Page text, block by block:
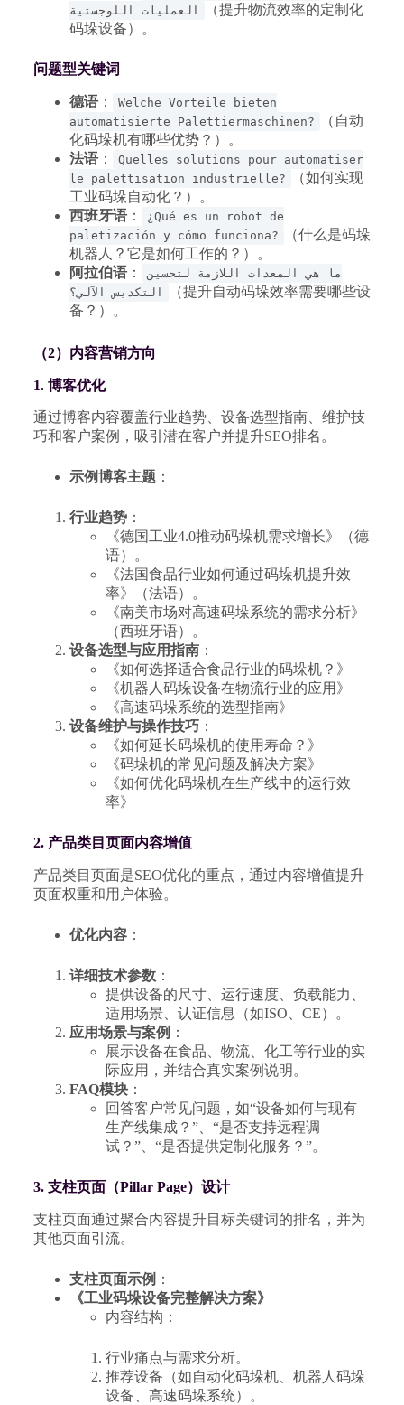
العمليات اللوجستية
（提升物流效率的定制化
码垛设备）。
问题型关键词
德语：
Welche Vorteile bieten
automatisierte Palettiermaschinen?
（自动
化码垛机有哪些优势？）。
法语：
Quelles solutions pour automatiser
le palettisation industrielle?
（如何实现
工业码垛自动化？）。
西班牙语：
¿Qué es un robot de
paletización y cómo funciona?
（什么是码垛
机器人？它是如何工作的？）。
阿拉伯语：
ما هي المعدات اللازمة لتحسين
التكديس الآلي؟
（提升自动码垛效率需要哪些设
备？）。
（2）内容营销方向
1. 博客优化
通过博客内容覆盖行业趋势、设备选型指南、维护技
巧和客户案例，吸引潜在客户并提升SEO排名。
示例博客主题：
行业趋势：
《德国工业4.0推动码垛机需求增长》（德
语）。
《法国食品行业如何通过码垛机提升效
率》（法语）。
《南美市场对高速码垛系统的需求分析》
（西班牙语）。
设备选型与应用指南：
《如何选择适合食品行业的码垛机？》
《机器人码垛设备在物流行业的应用》
《高速码垛系统的选型指南》
设备维护与操作技巧：
《如何延长码垛机的使用寿命？》
《码垛机的常见问题及解决方案》
《如何优化码垛机在生产线中的运行效
率》
2. 产品类目页面内容增值
产品类目页面是SEO优化的重点，通过内容增值提升
页面权重和用户体验。
优化内容：
详细技术参数：
提供设备的尺寸、运行速度、负载能力、
适用场景、认证信息（如ISO、CE）。
应用场景与案例 ：
展示设备在食品、物流、化工等行业的实
际应用，并结合真实案例说明。
FAQ模块：
回答客户常见问题，如“设备如何与现有
生产线集成？”、“是否支持远程调
试？”、“是否提供定制化服务？”。
3. 支柱页面（Pillar Page）设计
支柱页面通过聚合内容提升目标关键词的排名，并为
其他页面引流。
支柱页面示例 ：
《工业码垛设备完整解决方案》
内容结构：
行业痛点与需求分析。
推荐设备（如自动化码垛机、机器人码垛
设备、高速码垛系统）。